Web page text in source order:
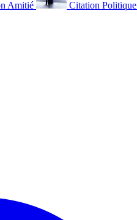
Amitié Citation Politique